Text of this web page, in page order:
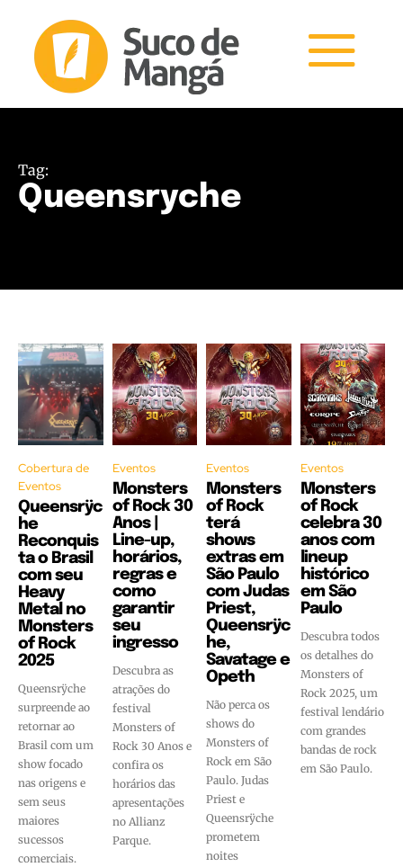
Tag:
Queensryche
Cobertura de
Eventos
Queensrÿc
he
Reconquis
ta o Brasil
com seu
Heavy
Metal no
Monsters
of Rock
2025
Queensrÿche
surpreende ao
retornar ao
Brasil com um
show focado
nas origens e
sem seus
maiores
sucessos
comerciais.
Eventos
Monsters
of Rock 30
Anos |
Line-up,
horários,
regras e
como
garantir
seu
ingresso
Descubra as
atrações do
festival
Monsters of
Rock 30 Anos e
confira os
horários das
apresentações
no Allianz
Parque.
Eventos
Monsters
of Rock
terá
shows
extras em
São Paulo
com Judas
Priest,
Queensrÿc
he,
Savatage e
Opeth
Não perca os
shows do
Monsters of
Rock em São
Paulo. Judas
Priest e
Queensrÿche
prometem
noites
Eventos
Monsters
of Rock
celebra 30
anos com
lineup
histórico
em São
Paulo
Descubra todos
os detalhes do
Monsters of
Rock 2025, um
festival lendário
com grandes
bandas de rock
em São Paulo.